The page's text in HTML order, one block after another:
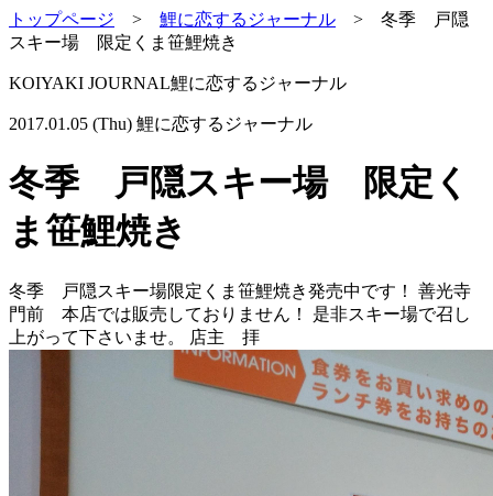
トップページ > 鯉に恋するジャーナル > 冬季 戸隠
スキー場 限定くま笹鯉焼き
KOIYAKI JOURNAL鯉に恋するジャーナル
2017.01.05 (Thu) 鯉に恋するジャーナル
冬季 戸隠スキー場 限定く
ま笹鯉焼き
冬季 戸隠スキー場限定くま笹鯉焼き発売中です！ 善光寺
門前 本店では販売しておりません！ 是非スキー場で召し
上がって下さいませ。 店主 拝